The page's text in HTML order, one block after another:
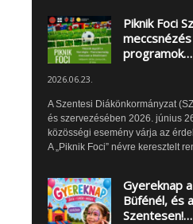
Piknik Foci
programok…
2026.06.23.
A Szentesi Diákönkormányzat
és szervezésében 2026. június
közösségi esemény várja az
A „Piknik Foci” névre keresztelt
Gyereknap
Büfénél, és
Szentesen!…